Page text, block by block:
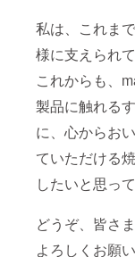
私は、これま
様に支えられ
これからも、
製品に触れる
に、心からお
ていただける
したいと思っ
どうぞ、皆さ
よろしくお願